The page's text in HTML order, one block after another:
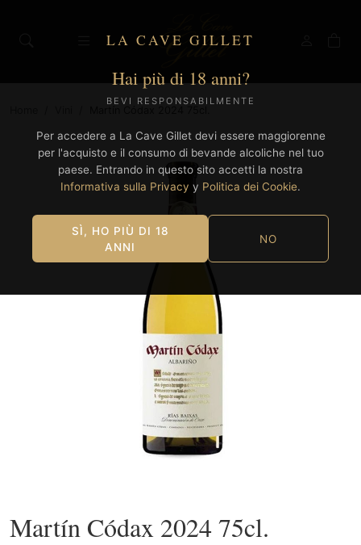
LA CAVE GILLET
Hai più di 18 anni?
BEVI RESPONSABILMENTE
Per accedere a La Cave Gillet devi essere maggiorenne
per l'acquisto e il consumo di bevande alcoliche nel tuo
paese. Entrando in questo sito accetti la nostra
Informativa sulla Privacy y Politica dei Cookie.
SÌ, HO PIÙ DI 18
ANNI
NO
Martín Códax 2024 75cl.